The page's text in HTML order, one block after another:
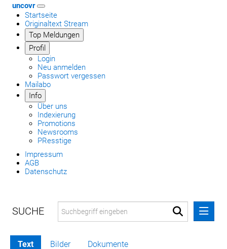
uncovr
Startseite
Originaltext Stream
Top Meldungen
Profil
Login
Neu anmelden
Passwort vergessen
Mailabo
Info
Über uns
Indexierung
Promotions
Newsrooms
PResstige
Impressum
AGB
Datenschutz
Text Bilder Dokumente